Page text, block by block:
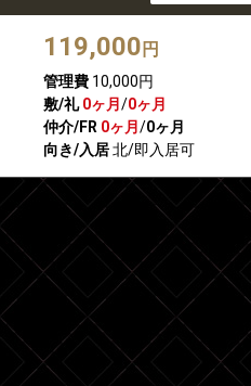
119,000 円
管理費10,000円
敷/礼 0ヶ月 /0ヶ月
仲介/FR 0ヶ月 /0ヶ月
向き/入居北/即入居可